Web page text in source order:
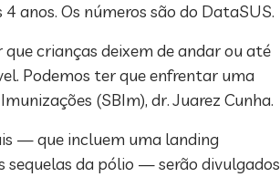
anos. Os números são do DataSUS.
crianças deixem de andar ou até
Podemos ter que enfrentar uma
(SBIm), dr. Juarez Cunha.
— que incluem uma landing
sequelas da pólio — serão divulgados